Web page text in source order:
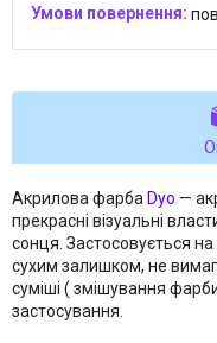
Акрилова фарба Dyo —
прекрасні візуальні
сонця. Застосовується
сухим залишком, не
суміші ( змішування
застосування.